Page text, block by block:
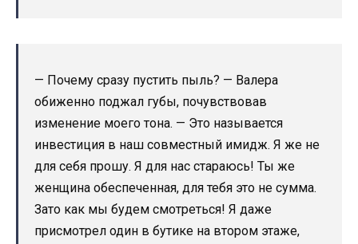
— Почему сразу пустить пыль? — Валера
обиженно поджал губы, почувствовав
изменение моего тона. — Это называется
инвестиция в наш совместный имидж. Я же не
для себя прошу. Я для нас стараюсь! Ты же
женщина обеспеченная, для тебя это не сумма.
Зато как мы будем смотреться! Я даже
присмотрел один в бутике на втором этаже,